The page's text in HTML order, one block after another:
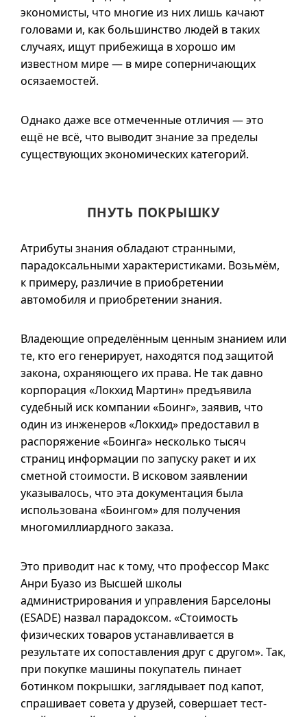
экономисты, что многие из них лишь качают
головами и, как большинство людей в таких
случаях, ищут прибежища в хорошо им
известном мире — в мире соперничающих
осязаемостей.
Однако даже все отмеченные отличия — это
ещё не всё, что выводит знание за пределы
существующих экономических категорий.
ПНУТЬ ПОКРЫШКУ
Атрибуты знания обладают странными,
парадоксальными характеристиками. Возьмём,
к примеру, различие в приобретении
автомобиля и приобретении знания.
Владеющие определённым ценным знанием или
те, кто его генерирует, находятся под защитой
закона, охраняющего их права. Не так давно
корпорация «Локхид Мартин» предъявила
судебный иск компании «Боинг», заявив, что
один из инженеров «Локхид» предоставил в
распоряжение «Боинга» несколько тысяч
страниц информации по запуску ракет и их
сметной стоимости. В исковом заявлении
указывалось, что эта документация была
использована «Боингом» для получения
многомиллиардного заказа.
Это приводит нас к тому, что профессор Макс
Анри Буазо из Высшей школы
администрирования и управления Барселоны
(ESADE) назвал парадоксом. «Стоимость
физических товаров устанавливается в
результате их сопоставления друг с другом». Так,
при покупке машины покупатель пинает
ботинком покрышки, заглядывает под капот,
спрашивает совета у друзей, совершает тест-